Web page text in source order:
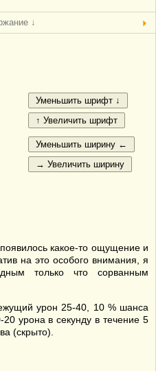
↓
какое-то ощущение и
на это особого внимания, я
только что сорванным
урон 25-40, 10 % шанса
урона в секунду в течение 5
(скрыто).